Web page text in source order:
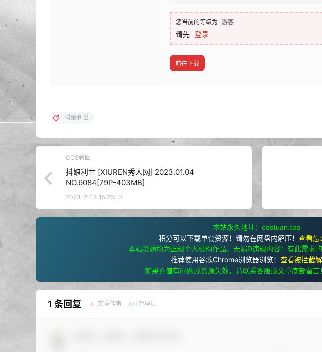
您当前的等级为 游客
请先 登录
前往下载
抖娘利世
COS新图
抖娘利世 [XIUREN秀人网] 2023.01.04
NO.6084[79P-403MB]
2023-2-14 15:26:10
本站永久地址：costuan.top
积分可以下载单套资源！请勿在网盘内解压！ 查看怎
本站资源均为正规个人机构作品，无漏D违规内容！有此需求
推荐使用谷歌Chrome浏览器浏览！ 查看被拦截
如果充值有问题或资源失效，请联系客服或文章底部留言
1 条回复 A 文章作者 M 管理员